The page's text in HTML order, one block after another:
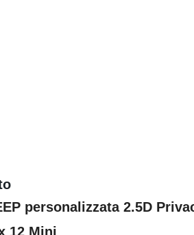
personalizzata 2.5D
12 Mini